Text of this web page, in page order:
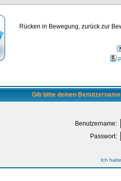
Rücken in Bewegung, zurück zur
Gib bitte deinen
Benutzername:
Passwort:
Ich